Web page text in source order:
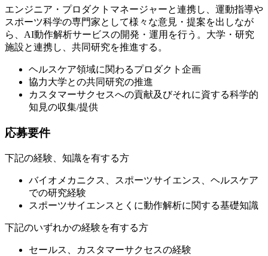
エンジニア・プロダクトマネージャーと連携し、運動指導や
スポーツ科学の専門家として様々な意見・提案を出しなが
ら、AI動作解析サービスの開発・運用を行う。大学・研究
施設と連携し、共同研究を推進する。
ヘルスケア領域に関わるプロダクト企画
協力大学との共同研究の推進
カスタマーサクセスへの貢献及びそれに資する科学的
知見の収集/提供
応募要件
下記の経験、知識を有する方
バイオメカニクス、スポーツサイエンス、ヘルスケア
での研究経験
スポーツサイエンスとくに動作解析に関する基礎知識
下記のいずれかの経験を有する方
セールス、カスタマーサクセスの経験